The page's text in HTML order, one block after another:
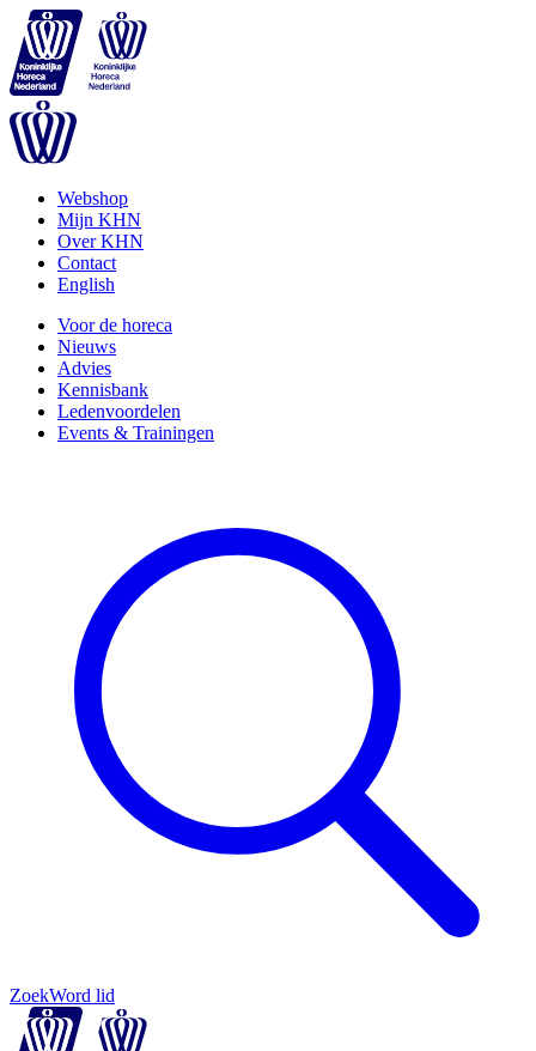
Webshop
Mijn KHN
Over KHN
Contact
English
Voor de horeca
Nieuws
Advies
Kennisbank
Ledenvoordelen
Events & Trainingen
ZoekWord lid